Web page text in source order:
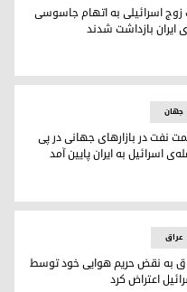
اسرائیلی به اتهام جاسوسی
ایران بازداشت شدند
حمله‌ی اسرائیل به ایران
جهان
نفت در بازارهای جهانی در پی
اسرائیل به ایران پایین آمد
عراق
به نقض حریم هوایی خود توسط
اعتراض کرد